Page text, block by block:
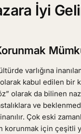
İyi
varlığına
kabul edilen bir
olarak da bilinen
ve
Çok eski
korunmak için çeşitli